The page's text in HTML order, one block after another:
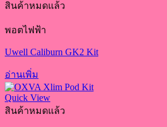
สินค้าหมดแล้ว
พอตไฟฟ้า
Uwell Caliburn GK2 Kit
อ่านเพิ่ม
Quick View
สินค้าหมดแล้ว